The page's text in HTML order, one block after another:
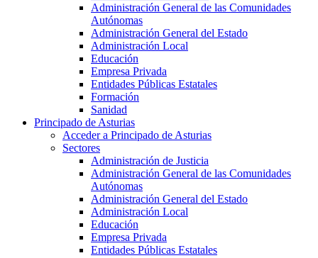
Administración General de las Comunidades
Autónomas
Administración General del Estado
Administración Local
Educación
Empresa Privada
Entidades Públicas Estatales
Formación
Sanidad
Principado de Asturias
Acceder a Principado de Asturias
Sectores
Administración de Justicia
Administración General de las Comunidades
Autónomas
Administración General del Estado
Administración Local
Educación
Empresa Privada
Entidades Públicas Estatales